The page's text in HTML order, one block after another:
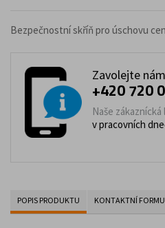
Bezpečnostní skříň pro úschovu
Zavolejte nám
+420 720
Naše
v pracovních
POPIS PRODUKTU KONTAKTNÍ